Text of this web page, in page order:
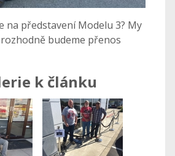
na představení Modelu 3? My
budeme přenos
k článku